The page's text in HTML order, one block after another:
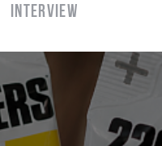
Interview